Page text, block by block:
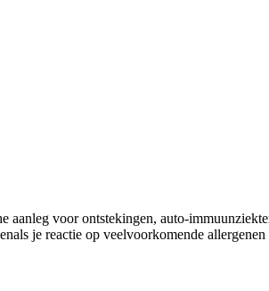
voor ontstekingen, auto-
je reactie op veelvoorkomende